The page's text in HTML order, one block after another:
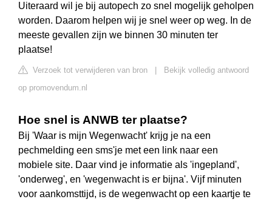
Uiteraard wil je bij autopech zo snel mogelijk geholpen
worden. Daarom helpen wij je snel weer op weg. In de
meeste gevallen zijn we binnen 30 minuten ter
plaatse!
Verzoek tot verwijderen van bron
Bekijk volledig antwoord
op promovendum.nl
Hoe snel is ANWB ter plaatse?
Bij 'Waar is mijn Wegenwacht' krijg je na een
pechmelding een sms'je met een link naar een
mobiele site. Daar vind je informatie als 'ingepland',
'onderweg', en 'wegenwacht is er bijna'. Vijf minuten
voor aankomsttijd, is de wegenwacht op een kaartje te